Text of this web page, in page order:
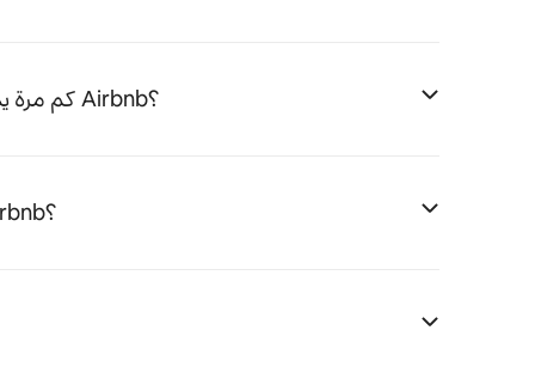
كم مرة يمكنني الاستضافة في شقتي على Airbnb؟
كيف أصبح مضيفًا ناجحًا على Airbnb؟